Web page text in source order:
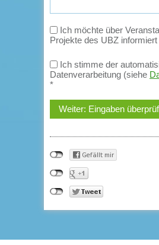
Projekte des UBZ
Datenverarbeitung (siehe
*